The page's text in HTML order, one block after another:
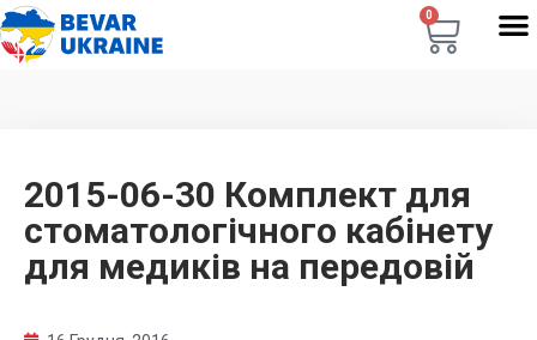
0
2015-06-30 Комплект для
стоматологічного кабінету
для медиків на передовій